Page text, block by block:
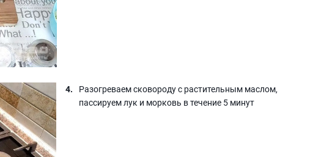
Разогреваем сковороду с растительным маслом,
пассируем лук и морковь в течение 5 минут